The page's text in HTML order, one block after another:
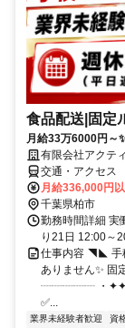
食品配送|固定
月給33万6000円～
有限会社アクテ
交通・アクセス
車場完備)
月給336,000円
千葉県柏市
勤務時間詳細 実
り21日 12:00～
仕事内容 ◥◣ 手
ありません✨ 固
┈┈┈┈┈ ・✦✦・
✅...
業界未経験者歓迎 資